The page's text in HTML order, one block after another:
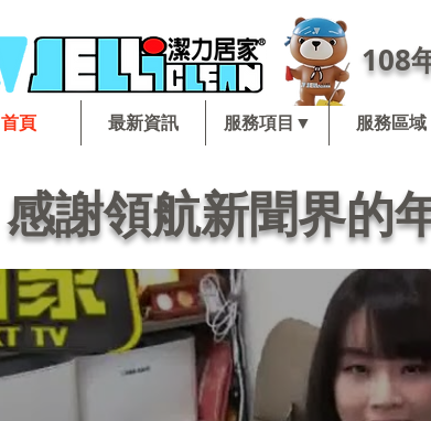
首頁 最新資訊 服務項目▼ 服務區域
108
感謝領航新聞界的